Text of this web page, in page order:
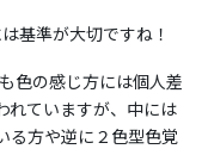
基準が大切ですね！
色の感じ方には個人差
れていますが、中には
る方や逆に２色型色覚